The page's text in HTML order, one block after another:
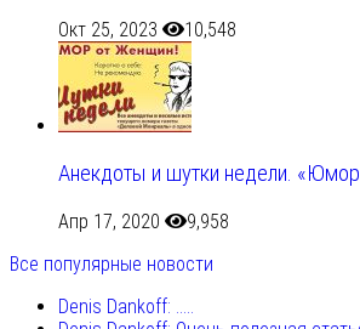
Окт 25, 2023 10,548
Анекдоты и шутки недели.
Апр 17, 2020
9,958
Все популярные новости
Denis Dankoff: .....